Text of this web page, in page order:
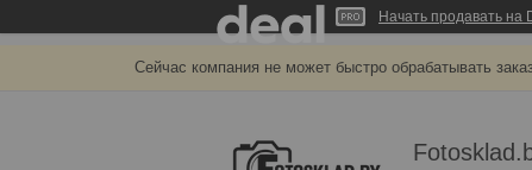
Начать продавать на
Сейчас компания не может быстро обрабатывать